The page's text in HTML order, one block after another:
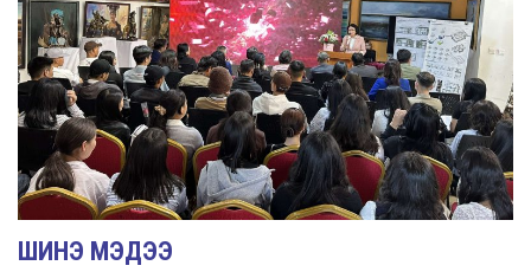
ШИНЭ МЭДЭЭ